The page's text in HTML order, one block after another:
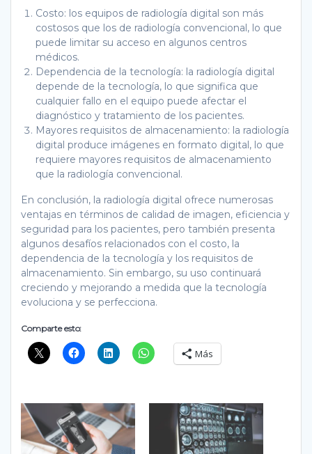
Costo: los equipos de radiología digital son más
costosos que los de radiología convencional, lo que
puede limitar su acceso en algunos centros
médicos.
Dependencia de la tecnología: la radiología digital
depende de la tecnología, lo que significa que
cualquier fallo en el equipo puede afectar el
diagnóstico y tratamiento de los pacientes.
Mayores requisitos de almacenamiento: la radiología
digital produce imágenes en formato digital, lo que
requiere mayores requisitos de almacenamiento
que la radiología convencional.
En conclusión, la radiología digital ofrece numerosas
ventajas en términos de calidad de imagen, eficiencia y
seguridad para los pacientes, pero también presenta
algunos desafíos relacionados con el costo, la
dependencia de la tecnología y los requisitos de
almacenamiento. Sin embargo, su uso continuará
creciendo y mejorando a medida que la tecnología
evoluciona y se perfecciona.
Comparte esto:
Más